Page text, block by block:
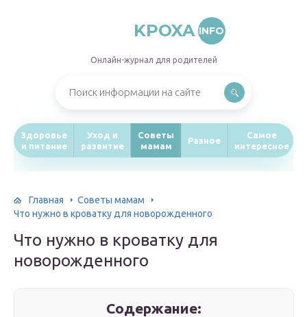
KPOXA INFO
Онлайн-журнал для родителей
Здоровье
и питание
Уход и
развитие
Советы
мамам
Разное
Самое
интересное
Главная
Советы мамам
Что нужно в кроватку для новорожденного
Что нужно в кроватку для
новорожденного
Содержание: